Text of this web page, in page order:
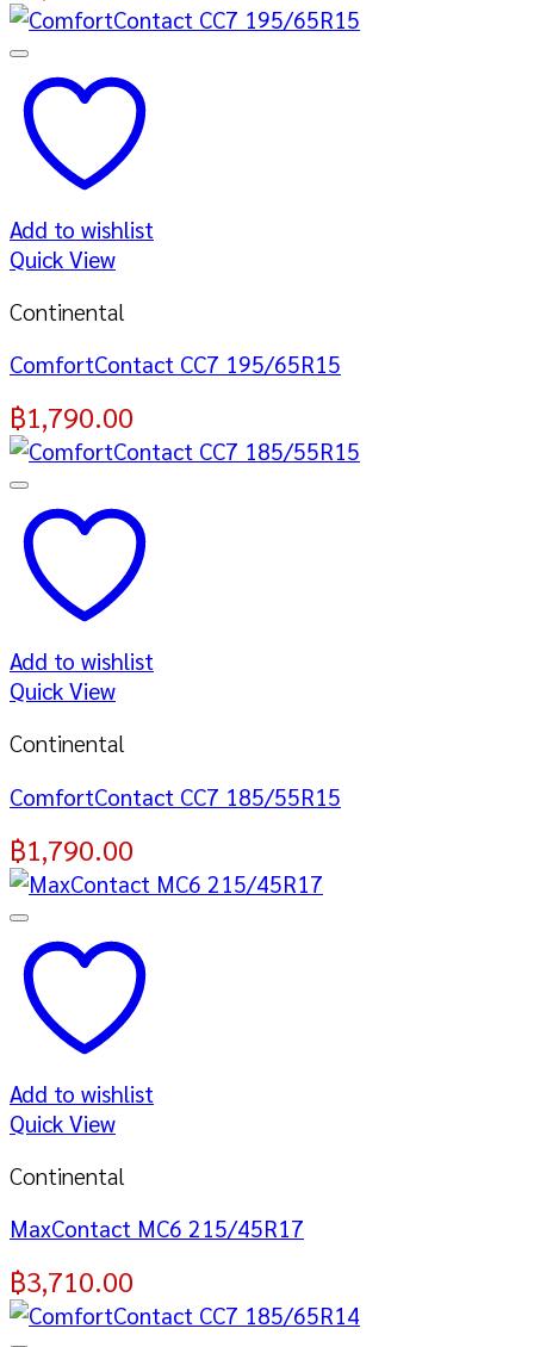
Add to wishlist
Quick View
Continental
ComfortContact CC7 195/65R15
฿1,790.00
Add to wishlist
Quick View
Continental
ComfortContact CC7 185/55R15
฿1,790.00
Add to wishlist
Quick View
Continental
MaxContact MC6 215/45R17
฿3,710.00